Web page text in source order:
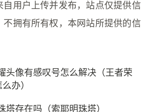
自用户上传并发布，站点仅提供信
不拥有所有权，本网站所提供的信
头像有感叹号怎么解决（王者荣
办）
塔存在吗（索耶明珠塔）